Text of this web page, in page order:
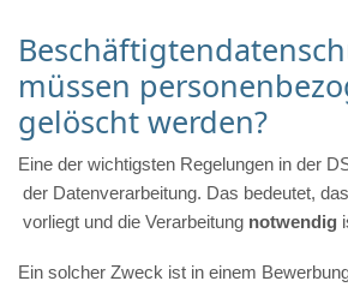
müssen
gelöscht werden?
Eine der wichtigsten Regelungen in der
der Datenverarbeitung. Das bedeutet,
vorliegt und die Verarbeitung notwendig
Ein solcher Zweck ist in einem